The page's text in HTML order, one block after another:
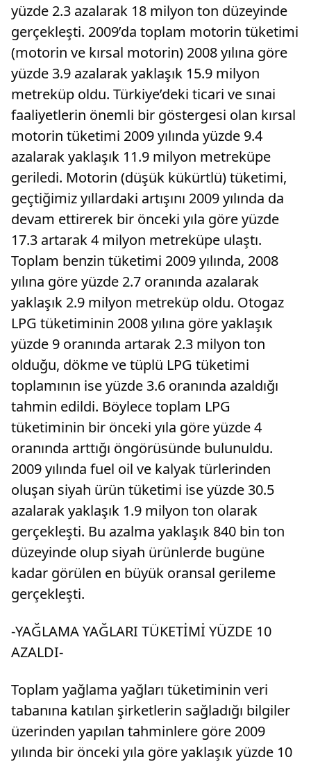
yüzde 2.3 azalarak 18 milyon ton düzeyinde
gerçekleşti. 2009’da toplam motorin tüketimi
(motorin ve kırsal motorin) 2008 yılına göre
yüzde 3.9 azalarak yaklaşık 15.9 milyon
metreküp oldu. Türkiye’deki ticari ve sınai
faaliyetlerin önemli bir göstergesi olan kırsal
motorin tüketimi 2009 yılında yüzde 9.4
azalarak yaklaşık 11.9 milyon metreküpe
geriledi. Motorin (düşük kükürtlü) tüketimi,
geçtiğimiz yıllardaki artışını 2009 yılında da
devam ettirerek bir önceki yıla göre yüzde
17.3 artarak 4 milyon metreküpe ulaştı.
Toplam benzin tüketimi 2009 yılında, 2008
yılına göre yüzde 2.7 oranında azalarak
yaklaşık 2.9 milyon metreküp oldu. Otogaz
LPG tüketiminin 2008 yılına göre yaklaşık
yüzde 9 oranında artarak 2.3 milyon ton
olduğu, dökme ve tüplü LPG tüketimi
toplamının ise yüzde 3.6 oranında azaldığı
tahmin edildi. Böylece toplam LPG
tüketiminin bir önceki yıla göre yüzde 4
oranında arttığı öngörüsünde bulunuldu.
2009 yılında fuel oil ve kalyak türlerinden
oluşan siyah ürün tüketimi ise yüzde 30.5
azalarak yaklaşık 1.9 milyon ton olarak
gerçekleşti. Bu azalma yaklaşık 840 bin ton
düzeyinde olup siyah ürünlerde bugüne
kadar görülen en büyük oransal gerileme
gerçekleşti.
-YAĞLAMA YAĞLARI TÜKETİMİ YÜZDE 10
AZALDI-
Toplam yağlama yağları tüketiminin veri
tabanına katılan şirketlerin sağladığı bilgiler
üzerinden yapılan tahminlere göre 2009
yılında bir önceki yıla göre yaklaşık yüzde 10